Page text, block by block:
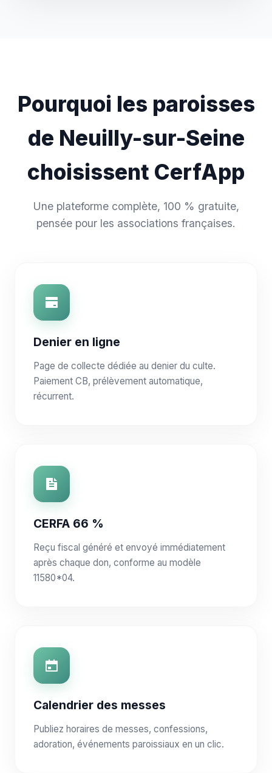
Pourquoi les paroisses
de Neuilly-sur-Seine
choisissent CerfApp
Une plateforme complète, 100 % gratuite,
pensée pour les associations françaises.
Denier en ligne
Page de collecte dédiée au denier du culte.
Paiement CB, prélèvement automatique,
récurrent.
CERFA 66 %
Reçu fiscal généré et envoyé immédiatement
après chaque don, conforme au modèle
11580*04.
Calendrier des messes
Publiez horaires de messes, confessions,
adoration, événements paroissiaux en un clic.